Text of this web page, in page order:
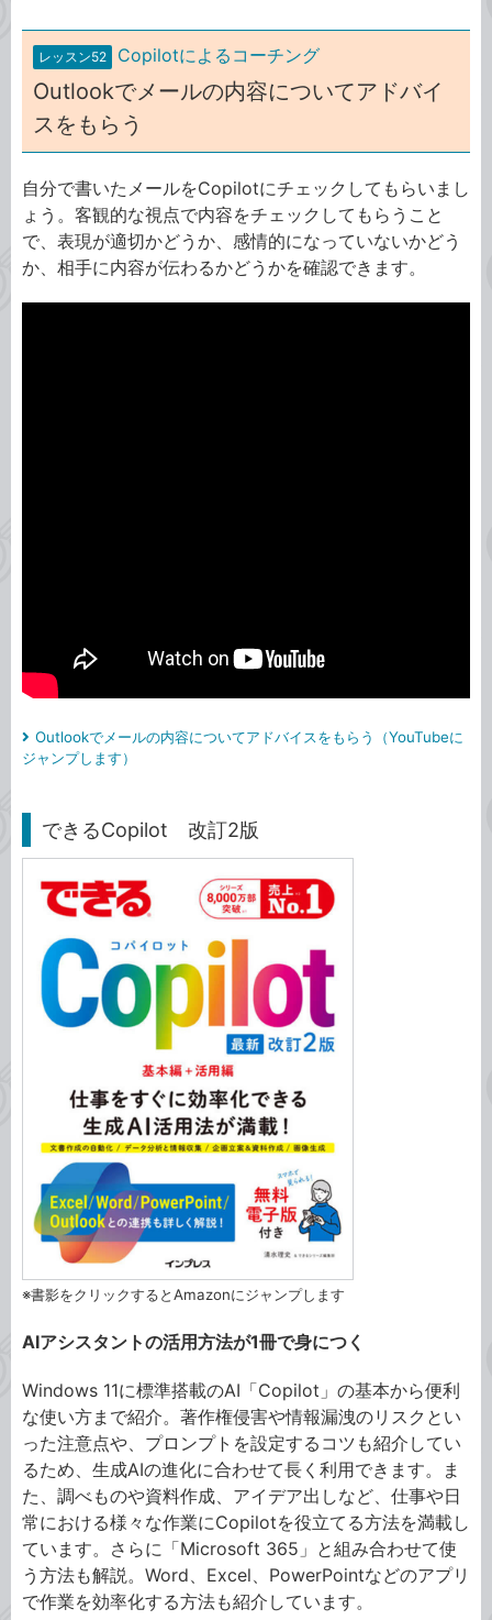
レッスン52 Copilotによるコーチング
Outlookでメールの内容についてアドバイ
スをもらう
自分で書いたメールをCopilotにチェックしてもらいまし
ょう。客観的な視点で内容をチェックしてもらうこと
で、表現が適切かどうか、感情的になっていないかどう
か、相手に内容が伝わるかどうかを確認できます。
Outlookでメールの内容についてアドバイスをもらう（YouTubeに
ジャンプします）
できるCopilot 改訂2版
※書影をクリックするとAmazonにジャンプします
AIアシスタントの活用方法が1冊で身につく
Windows 11に標準搭載のAI「Copilot」の基本から便利
な使い方まで紹介。著作権侵害や情報漏洩のリスクとい
った注意点や、プロンプトを設定するコツも紹介してい
るため、生成AIの進化に合わせて長く利用できます。ま
た、調べものや資料作成、アイデア出しなど、仕事や日
常における様々な作業にCopilotを役立てる方法を満載し
ています。さらに「Microsoft 365」と組み合わせて使
う方法も解説。Word、Excel、PowerPointなどのアプリ
で作業を効率化する方法も紹介しています。